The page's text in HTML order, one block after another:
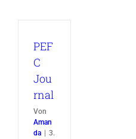
PEF
C
Jou
rnal
Von
Aman
da
3.